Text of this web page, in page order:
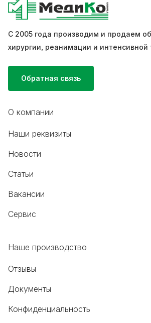
С 2005 года производим и продаем
хирургии, реанимации и интенсивной
Обратная связь
О компании
Наши реквизиты
Новости
Статьи
Вакансии
Сервис
Наше производство
Отзывы
Документы
Конфиденциальность